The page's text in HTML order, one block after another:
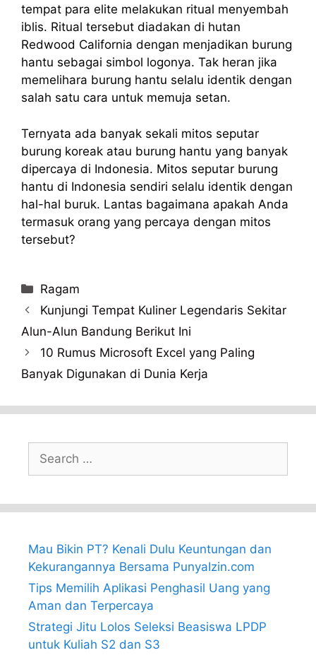
tempat para elite melakukan ritual menyembah
iblis. Ritual tersebut diadakan di hutan
Redwood California dengan menjadikan burung
hantu sebagai simbol logonya. Tak heran jika
memelihara burung hantu selalu identik dengan
salah satu cara untuk memuja setan.
Ternyata ada banyak sekali mitos seputar
burung koreak atau burung hantu yang banyak
dipercaya di Indonesia. Mitos seputar burung
hantu di Indonesia sendiri selalu identik dengan
hal-hal buruk. Lantas bagaimana apakah Anda
termasuk orang yang percaya dengan mitos
tersebut?
Categories
Ragam
Kunjungi Tempat Kuliner Legendaris Sekitar
Alun-Alun Bandung Berikut Ini
10 Rumus Microsoft Excel yang Paling
Banyak Digunakan di Dunia Kerja
Search
for:
Mau Bikin PT? Kenali Dulu Keuntungan dan
Kekurangannya Bersama PunyaIzin.com
Tips Memilih Aplikasi Penghasil Uang yang
Aman dan Terpercaya
Strategi Jitu Lolos Seleksi Beasiswa LPDP
untuk Kuliah S2 dan S3